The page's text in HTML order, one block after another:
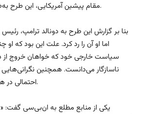
مقام پیشین آمریکایی، این طرح به‌طور کامل آماده اجرا بود.
بنا بر گزارش این طرح به دونالد ترامپ، رئیس
اما او آن را رد کرد. علت این بود که او
سیاست خارجی خود که خواهان خروج از
ناسازگار می‌دانست. همچنین نگرانی‌هایی
احتمالی در هر دو طرف وجود داشت.
یکی از منابع مطلع به ان‌بی‌سی گفت: